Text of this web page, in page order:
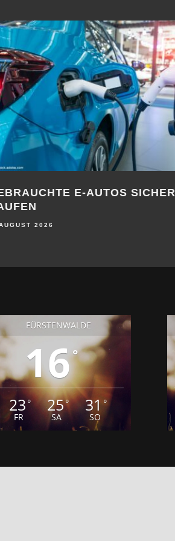
E-AUTOS SICHER
2026
FÜRSTENWALDE
16°
23°
FR
25°
SA
31°
SO